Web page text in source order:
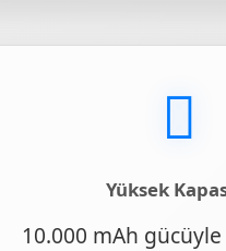
Yüksek
10.000 mAh